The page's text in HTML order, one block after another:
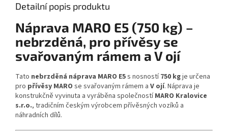
Detailní popis produktu
Náprava MARO E5 (750 kg) –
nebrzděná, pro přívěsy se
svařovaným rámem a V ojí
Tato nebrzděná náprava MARO E5s nosností750 kgje určena
pro přívěsy MARO se svařovaným rámem a V ojí. Náprava je
konstrukčně vyvinuta a vyráběna společnostíMARO Kralovice
s.r.o., tradičním českým výrobcem přívěsných vozíků a
náhradních dílů.